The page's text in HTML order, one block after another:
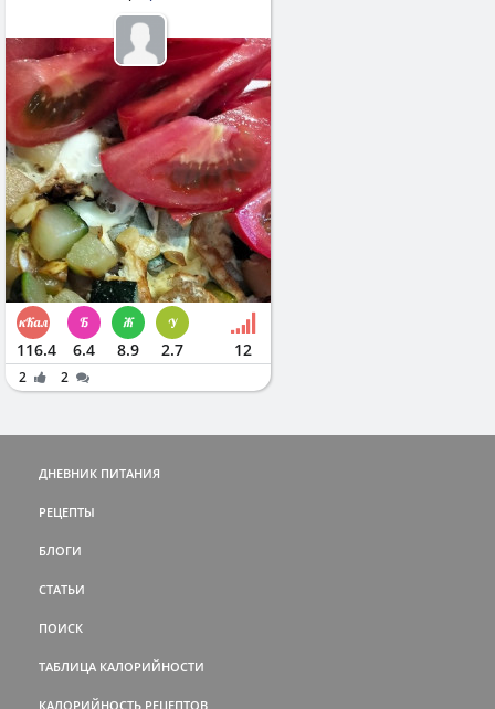
116.4 6.4 8.9 2.7 12
2 2
ДНЕВНИК ПИТАНИЯ
РЕЦЕПТЫ
БЛОГИ
СТАТЬИ
ПОИСК
ТАБЛИЦА КАЛОРИЙНОСТИ
КАЛОРИЙНОСТЬ РЕЦЕПТОВ